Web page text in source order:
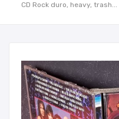
CD Rock duro, heavy, trash...